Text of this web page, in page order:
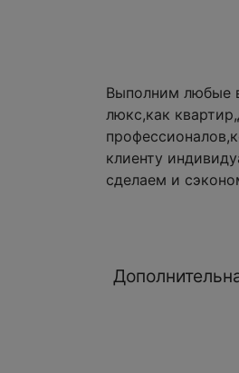
Выполним любые
люкс,как
клиенту
сделаем и